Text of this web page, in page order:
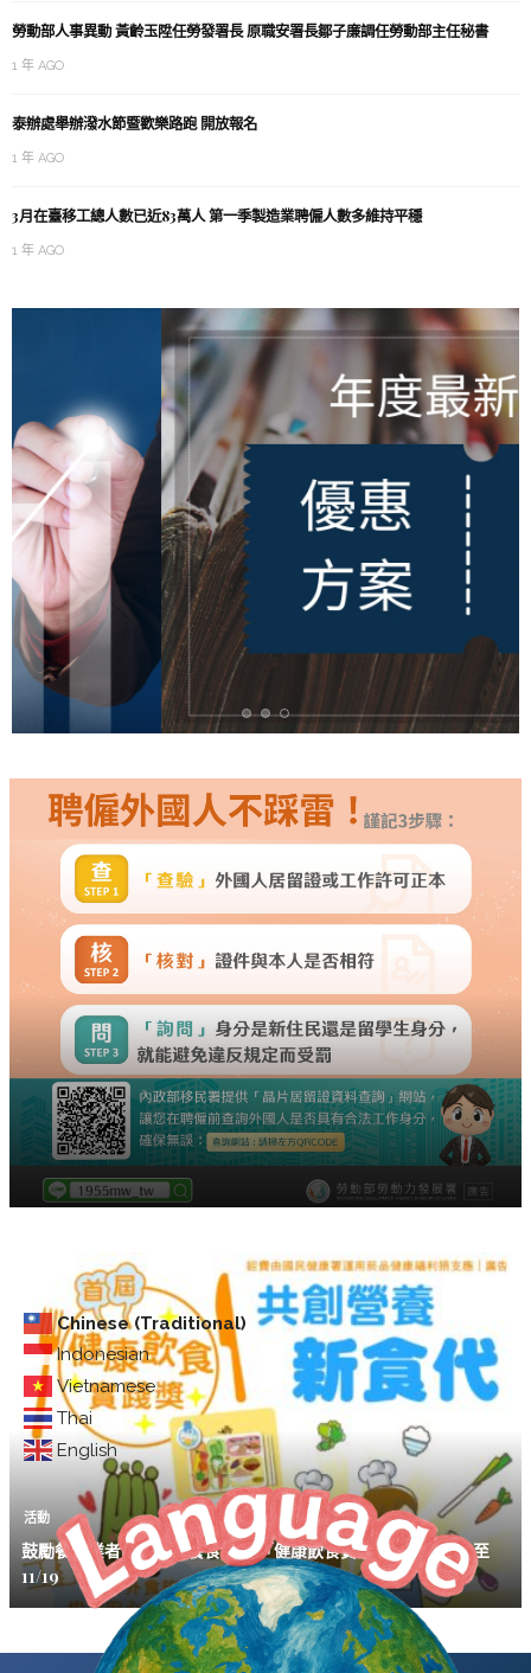
Chinese (Traditional)
Indonesian
Vietnamese
Thai
English
勞動部人事異動 黃齡玉陞任勞發署長 原職安署長鄒子廉調任勞動部主任秘書
1 年 AGO
泰辦處舉辦潑水節暨歡樂路跑 開放報名
1 年 AGO
3月在臺移工總人數已近83萬人 第一季製造業聘僱人數多維持平穩
1 年 AGO
活動
鼓勵餐飲業者設計健康餐食 首屆「健康飲食實踐獎」開放報名至
11/19